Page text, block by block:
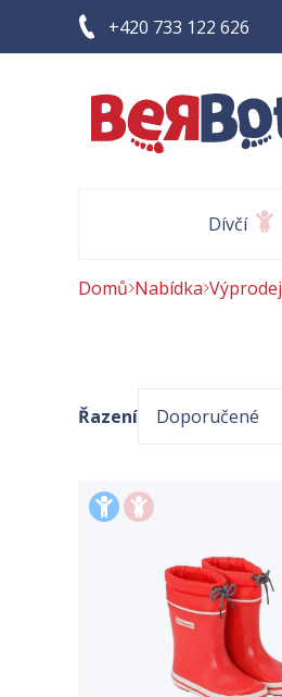
+420 733 122 626
Dívčí
Domů Nabídka Výprodej
Řazení Doporučené